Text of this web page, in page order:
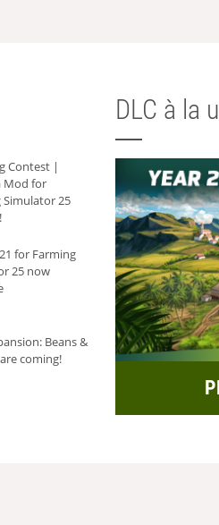
Contest |
Mod for
Simulator 25
for Farming
25 now
Beans &
coming!
DLC à la